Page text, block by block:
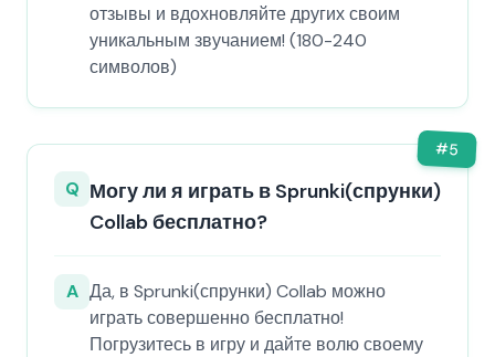
отзывы и вдохновляйте других своим
уникальным звучанием! (180-240
символов)
#5
Q Могу ли я играть в Sprunki(спрунки)
Collab бесплатно?
A Да, в Sprunki(спрунки) Collab можно
играть совершенно бесплатно!
Погрузитесь в игру и дайте волю своему